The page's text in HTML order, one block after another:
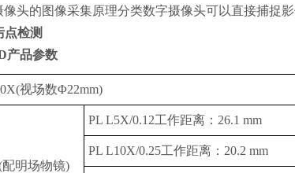
头的图像采集原理分类数字摄像头可以直接捕捉
检测
产品参数
视场数Φ22mm)
明场物镜)
PL L5X/0.12工作距离：26.1 mm
PL L10X/0.25工作距离：20.2 mm